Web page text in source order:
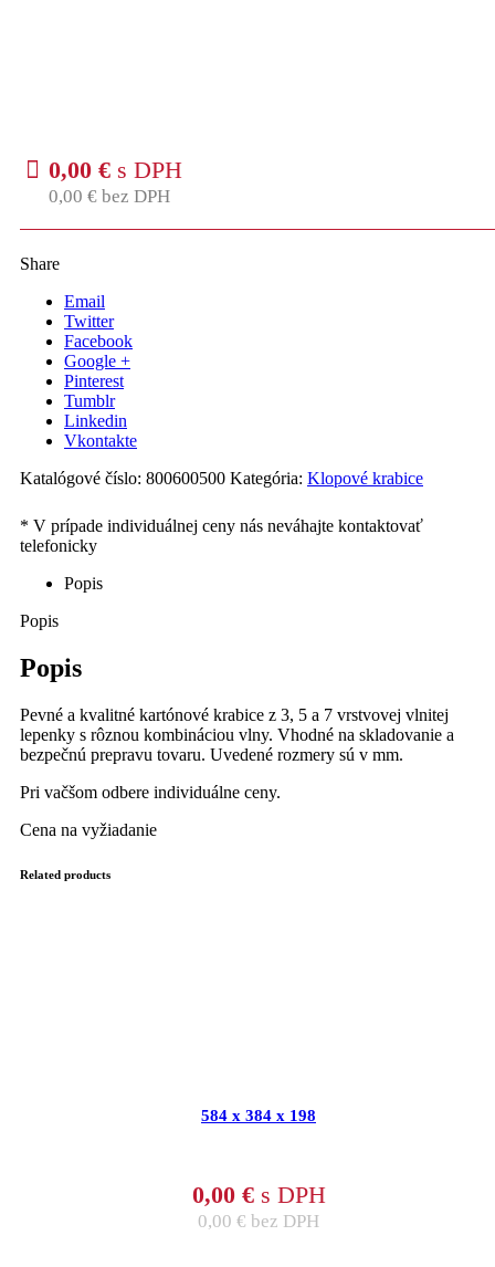
0,00€ s DPH
0,00 € bez DPH
Share
Email
Twitter
Facebook
Google +
Pinterest
Tumblr
Linkedin
Vkontakte
Katalógové číslo: 800600500 Kategória: Klopové krabice
Popis
Popis
Popis
Pevné a kvalitné kartónové krabice z 3, 5 a 7 vrstvovej vlnitej
lepenky s rôznou kombináciou vlny. Vhodné na skladovanie a
bezpečnú prepravu tovaru. Uvedené rozmery sú v mm.
Pri vačšom odbere individuálne ceny.
Cena na vyžiadanie
Related products
584 x 384 x 198
0,00 €s DPH
0,00 € bez DPH